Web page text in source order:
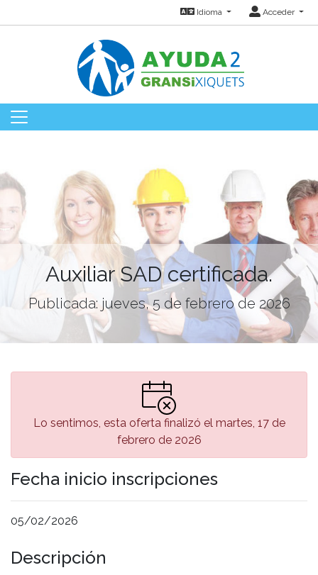
Idioma Acceder
Auxiliar SAD certificada.
Publicada: jueves, 5 de febrero de 2026
Lo sentimos, esta oferta finalizó el martes, 17 de
febrero de 2026
Fecha inicio inscripciones
05/02/2026
Descripción